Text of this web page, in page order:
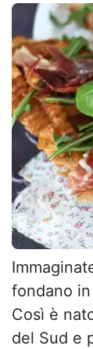
fondano
Così è
del Sud e